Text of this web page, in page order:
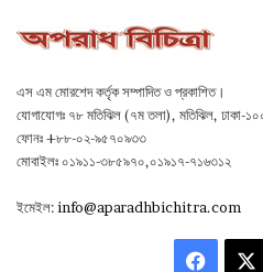
এস এম মোরশেদ কর্তৃক সম্পাদিত ও প্রকাশিত।
যোগাযোগঃ ৭৮ মতিঝিল (৭ম তলা), মতিঝিল, ঢাকা-
ফোনঃ +৮৮-০২-৯৫৭০৯৩৩
মোবাইলঃ ০১৯১১-৩৮৫৯৭০,০১৯১৭-৭১৬৩১২
ইমেইল:info@aparadhbichitra.com